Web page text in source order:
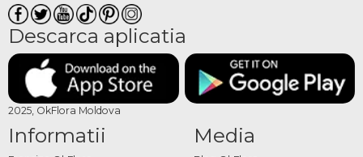
Descarca aplicatia
2025, OkFlora Moldova
Informatii Media